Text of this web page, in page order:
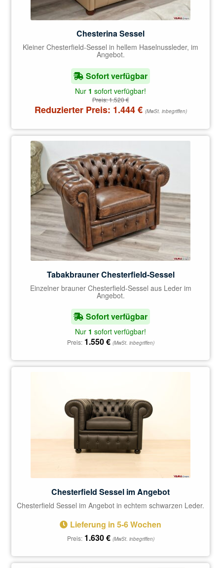
Chesterina Sessel
Kleiner Chesterfield-Sessel in hellem Haselnussleder, im
Angebot.
Sofort verfügbar
Nur 1 sofort verfügbar!
Preis:1.520€
Reduzierter Preis: 1.444€ (MwSt. inbegriffen)
Tabakbrauner Chesterfield-Sessel
Einzelner brauner Chesterfield-Sessel aus Leder im
Angebot.
Sofort verfügbar
Nur 1 sofort verfügbar!
Preis: 1.550€ (MwSt. inbegriffen)
Chesterfield Sessel im Angebot
Chesterfield Sessel im Angebot in echtem schwarzen Leder.
Lieferung in 5-6 Wochen
Preis: 1.630€ (MwSt. inbegriffen)